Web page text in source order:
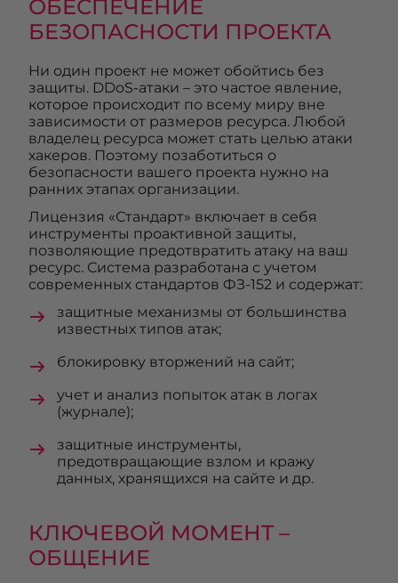
ОБЕСПЕЧЕНИЕ
БЕЗОПАСНОСТИ ПРОЕКТА
Ни один проект не может обойтись без
защиты. DDoS-атаки – это частое явление,
которое происходит по всему миру вне
зависимости от размеров ресурса. Любой
владелец ресурса может стать целью атаки
хакеров. Поэтому позаботиться о
безопасности вашего проекта нужно на
ранних этапах организации.
Лицензия «Стандарт» включает в себя
инструменты проактивной защиты,
позволяющие предотвратить атаку на ваш
ресурс. Система разработана с учетом
современных стандартов ФЗ-152 и содержат:
защитные механизмы от большинства
известных типов атак;
блокировку вторжений на сайт;
учет и анализ попыток атак в логах
(журнале);
защитные инструменты,
предотвращающие взлом и кражу
данных, хранящихся на сайте и др.
КЛЮЧЕВОЙ МОМЕНТ –
ОБЩЕНИЕ